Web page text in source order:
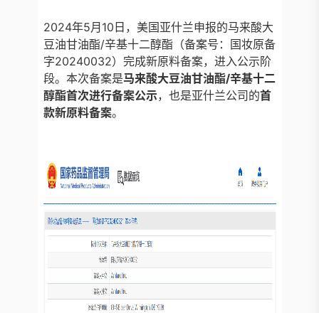
2024年5月10日，美国亚什兰申报的马来酸大
豆油甘油酯/辛基十二醇酯（备案号：国妆原备
字20240032）完成新原料备案，进入公示阶
段。本次备案是马来酸大豆油甘油酯/辛基十二
醇酯首次进行备案公示，也是亚什兰公司的首
款新原料备案。